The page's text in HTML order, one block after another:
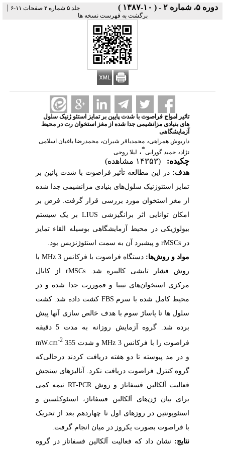
دوره ۵، شماره ۲ - ( ۱۰-۱۳۸۷ ) جلد ۵ شماره ۲ صفحات ۱۱-۶ |
برگشت به فهرست نسخه ها
تاثیر امواج فراصوت با شدت پایین بر تمایز استئو ژنیک سلول
های بنیادی مزانشیمی جدا شده از مغز استخوان رت در محیط
آزمایشگاهی
داریوش همراهی، محمدباقر شیران، محمدرضا باغبان اسلامی
نژاد، حمید گورابی*، لیلا روحی
چکیده: (۱۴۳۵۳ مشاهده)
هدف: در این مطالعه تأثیر فراصوت با شدت پائین بر
تمایز استئوژنیک سلول‌های بنیادی مزانشیمی جدا شده
از مغز استخوان مورد بررسی قرار گرفت. فرض بر
امکان توانایی اثر برانگیزشی LIUS بر یک سیستم
بیولوژیکی در محیط آزمایشگاهی بوسیله القاء تمایز
در rMSCs و پیشبرد آن به سمت استئوژنزیس بود.
مواد و روش‌ها:
دستگاه فراصوت با فرکانس MHz 3 با
روش فشار تابشی کالیبره شد. rMSCs از کانال
مرکزی استخوان‌های تیبیا و فموررت جدا شده و در
محیط کامل شده با سرم FBS کشت داده شد. کشت
سلول ها تا پاساژ سوم با هدف خالص سازی آنها پیش
برده شد. گروه آزمایش روزانه به مدت 5 دقیقه
فراصوت را با فرکانس MHz 3 و شدت mW.cm -2355
و در مد پیوسته تا دو هفته دریافت کردند درحالی‌که
گروه کنترل فراصوت دریافت نکرد. آنالیزهای سنجش
فعالیت آلکالین فسفاتاز و روش RT-PCR نیمه کمی
برای بیان ژن‌های آلکالین فسفاتاز، استئوکلسین و
استئوپونتین در روزهای اول تا چهاردهم بعد از تحریک
با فراصوت بصورت یکروز در میان انجام گرفت.
نتایج: نشان داد که فعالیت آلکالین فسفاتاز در گروه